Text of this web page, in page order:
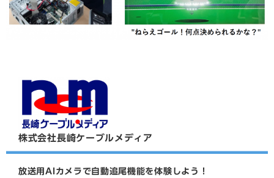
株式会社長崎ケーブルメディア
放送用AIカメラで自動追尾機能を体験しよう！